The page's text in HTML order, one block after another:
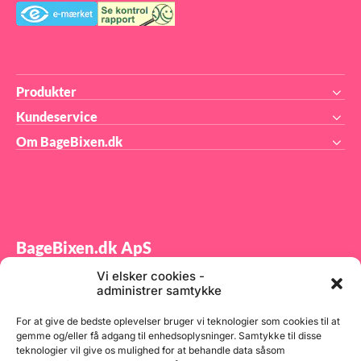
Vi elsker cookies -
administrer samtykke
For at give de bedste oplevelser bruger vi teknologier som cookies til at
gemme og/eller få adgang til enhedsoplysninger. Samtykke til disse
teknologier vil give os mulighed for at behandle data såsom
Produkter
Kundeservice
Om BageBixen.dk
BageBixen.dk ApS
Tilmeld dig vores nyhedsbrev og modtag gode tilbud
samt spændende produktnyheder direkte i din
indbakke.